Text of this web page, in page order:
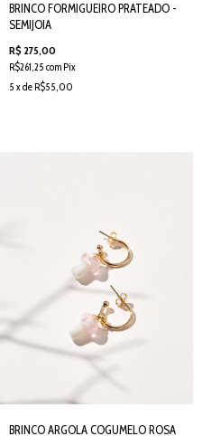
BRINCO FORMIGUEIRO PRATEADO -
SEMIJOIA
R$ 275,00
R$261,25 com Pix
5 x de R$55,00
BRINCO ARGOLA COGUMELO ROSA